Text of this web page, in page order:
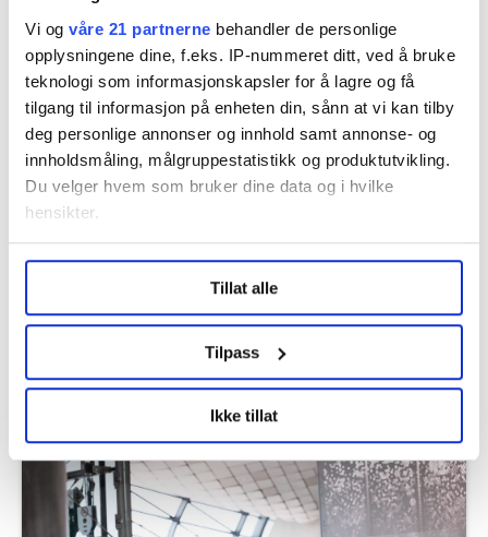
Vi og våre 21 partnerne behandler de personlige
opplysningene dine, f.eks. IP-nummeret ditt, ved å bruke
teknologi som informasjonskapsler for å lagre og få
tilgang til informasjon på enheten din, sånn at vi kan tilby
deg personlige annonser og innhold samt annonse- og
innholdsmåling, målgruppestatistikk og produktutvikling.
Du velger hvem som bruker dine data og i hvilke
hensikter.
Undermer infokan du lese om hvordan dine personlige
data behandles og hvordan du kan velge hvordan de skal
brukes. Du kan hele tiden endre eller trekke tilbake ditt
samtykke fra erklæringen om informasjonskapsler.
LO Medias publikasjoner frifagbevegelse.no, hk-nytt.no
og fontene.no bruker informasjonskapsler (cookies) for å
lære hvordan våre nettsider blir brukt slik at vi tilby
relevant innhold, tilpassede annonser og utarbeide
statistikk.
Vi deler bare informasjon om hvordan du bruker
Tillat alle
Tilpass
Ikke tillat
Flere saker
– Vi har blitt dårligere til å respektere